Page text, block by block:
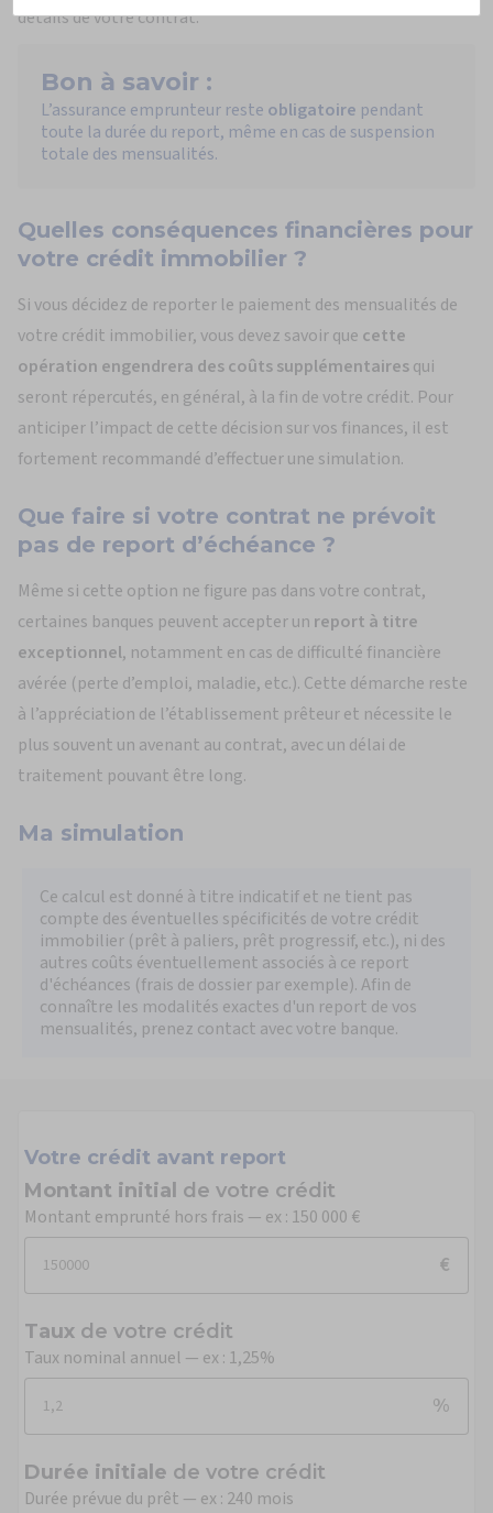
détails de votre contrat.
Bon à savoir :
L’assurance emprunteur reste obligatoire pendant
toute la durée du report, même en cas de suspension
totale des mensualités.
Quelles conséquences financières pour
votre crédit immobilier ?
Si vous décidez de reporter le paiement des mensualités de
votre crédit immobilier, vous devez savoir que cette
opération engendrera des coûts supplémentairesqui
seront répercutés, en général, à la fin de votre crédit. Pour
anticiper l’impact de cette décision sur vos finances, il est
fortement recommandé d’effectuer une simulation.
Que faire si votre contrat ne prévoit
pas de report d’échéance ?
Même si cette option ne figure pas dans votre contrat,
certaines banques peuvent accepter un report à titre
exceptionnel, notamment en cas de difficulté financière
avérée (perte d’emploi, maladie, etc.). Cette démarche reste
à l’appréciation de l’établissement prêteur et nécessite le
plus souvent un avenant au contrat, avec un délai de
traitement pouvant être long.
Ma simulation
Ce calcul est donné à titre indicatif et ne tient pas
compte des éventuelles spécificités de votre crédit
immobilier (prêt à paliers, prêt progressif, etc.), ni des
autres coûts éventuellement associés à ce report
d'échéances (frais de dossier par exemple). Afin de
connaître les modalités exactes d'un report de vos
mensualités, prenez contact avec votre banque.
Votre crédit avant report
Montant initial de votre crédit
Montant emprunté hors frais — ex : 150 000 €
€
Taux de votre crédit
Taux nominal annuel — ex : 1,25%
%
Durée initiale de votre crédit
Durée prévue du prêt — ex : 240 mois